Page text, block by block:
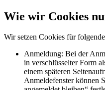
Wie wir Cookies
Wir setzen Cookies für
Anmeldung: Bei der
in verschlüsselter Form
einem späteren
Anmeldefenster können